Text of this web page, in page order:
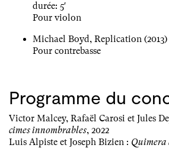
durée: 5′
Pour violon
Michael Boyd, Replication (2013)
Pour contrebasse
Programme du
Victor Malcey, Rafaël Carosi et Jules
cimes innombrables, 2022
Luis Alpiste et Joseph Bizien : Quimera